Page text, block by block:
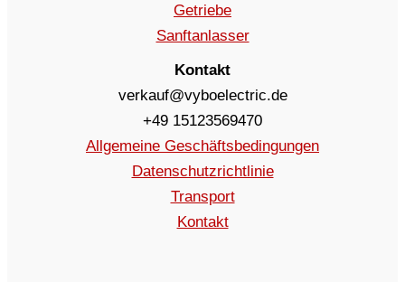
Getriebe
Sanftanlasser
Kontakt
verkauf@vyboelectric.de
+49 15123569470
Allgemeine Geschäftsbedingungen
Datenschutzrichtlinie
Transport
Kontakt